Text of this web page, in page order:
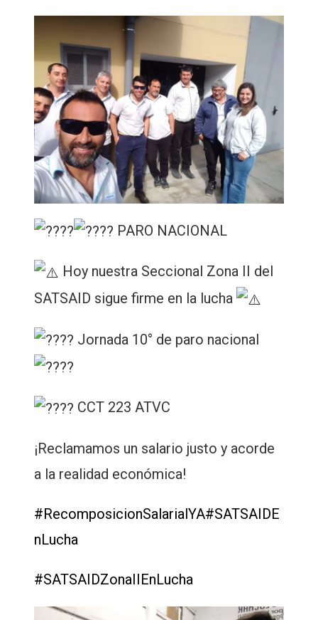
PARO NACIONAL
Hoy nuestra Seccional Zona II del
SATSAID sigue firme en la lucha
Jornada 10° de paro nacional
CCT 223 ATVC
¡Reclamamos un salario justo y acorde
a la realidad económica!
#RecomposicionSalarialYA#SATSAIDE
nLucha
#SATSAIDZonaIIEnLucha